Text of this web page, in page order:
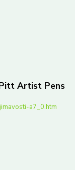
Artist Pens
a7_0.htm